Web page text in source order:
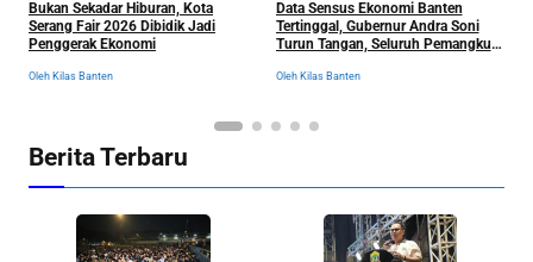
Bukan Sekadar Hiburan, Kota
Serang Fair 2026 Dibidik Jadi
Penggerak Ekonomi
Oleh Kilas Banten
Data Sensus Ekonomi Banten
Tertinggal, Gubernur Andra Soni
Turun Tangan, Seluruh Pemangku
Dikumpulkan
Oleh Kilas Banten
Berita Terbaru